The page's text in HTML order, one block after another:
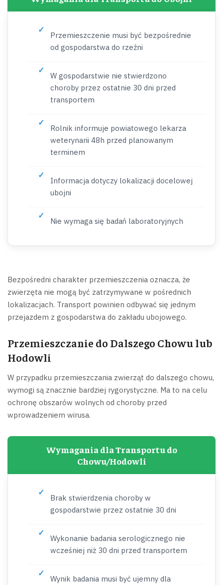
Przemieszczenie musi być bezpośrednie
od gospodarstwa do rzeźni
W gospodarstwie nie stwierdzono
choroby przez ostatnie 30 dni przed
transportem
Rolnik informuje powiatowego lekarza
weterynarii 48h przed planowanym
terminem
Informacja dotyczy lokalizacji docelowej
ubojni
Nie wymaga się badań laboratoryjnych
Bezpośredni charakter przemieszczenia oznacza, że
zwierzęta nie mogą być zatrzymywane w pośrednich
lokalizacjach. Transport powinien odbywać się jednym
przejazdem z gospodarstwa do zakładu ubojowego.
Przemieszczanie do Dalszego Chowu lub
Hodowli
W przypadku przemieszczania zwierząt do dalszego chowu,
wymogi są znacznie bardziej rygorystyczne. Ma to na celu
ochronę obszarów wolnych od choroby przed
wprowadzeniem wirusa.
Wymagania dla Transportu do
Chowu/Hodowli
Brak stwierdzenia choroby w
gospodarstwie przez ostatnie 30 dni
Wykonanie badania serologicznego nie
wcześniej niż 30 dni przed transportem
Wynik badania musi być ujemny dla